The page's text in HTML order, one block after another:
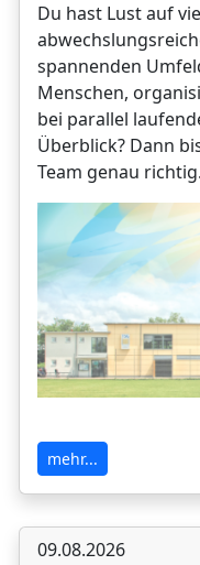
Du hast Lust auf
spannenden
Menschen,
bei parallel
Überblick? Dann
Team genau richtig.
mehr...
09.08.2026